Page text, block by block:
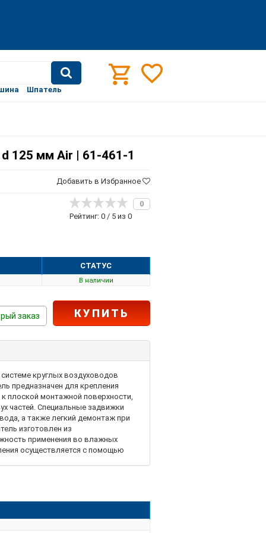
Шпатель
125 мм Air | 61-461-1
Добавить в Избранное
0
Рейтинг: 0 / 5 из 0
СТАТУС
В наличии
заказ КУПИТЬ
круглых воздуховодов
предназначен для крепления
плоской монтажной поверхности,
частей. Специальные задвижки
а также легкий демонтаж при
изготовлен из
применения во влажных
осуществляется с помощью